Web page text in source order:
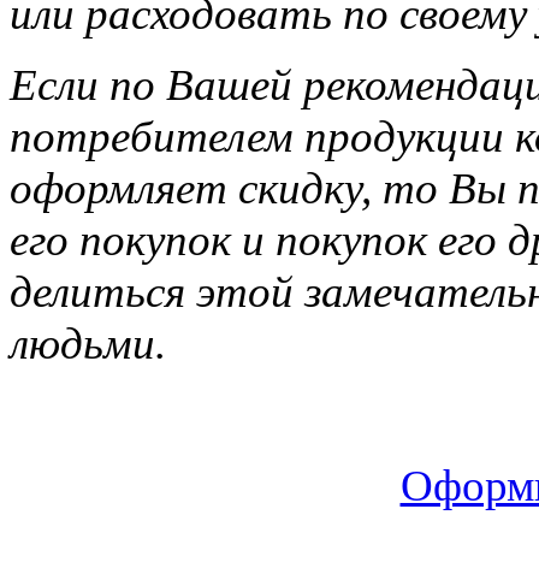
или расходовать по
Если по Вашей
потребителем продукции
оформляет скидку, то Вы
его покупок и покупок
делиться этой
людьми.